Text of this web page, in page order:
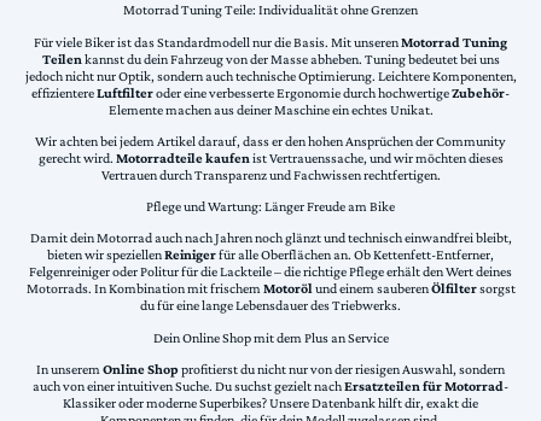
Motorrad Tuning Teile: Individualität ohne Grenzen
Für viele Biker ist das Standardmodell nur die Basis. Mit unserenMotorrad Tuning
Teilen kannst du dein Fahrzeug von der Masse abheben. Tuning bedeutet bei uns
jedoch nicht nur Optik, sondern auch technische Optimierung. Leichtere Komponenten,
effizientereLuftfilteroder eine verbesserte Ergonomie durch hochwertigeZubehör-
Elemente machen aus deiner Maschine ein echtes Unikat.
Wir achten bei jedem Artikel darauf, dass er den hohen Ansprüchen der Community
gerecht wird. Motorradteile kaufen ist Vertrauenssache, und wir möchten dieses
Vertrauen durch Transparenz und Fachwissen rechtfertigen.
Pflege und Wartung: Länger Freude am Bike
Damit dein Motorrad auch nach Jahren noch glänzt und technisch einwandfrei bleibt,
bieten wir speziellenReinigerfür alle Oberflächen an. Ob Kettenfett-Entferner,
Felgenreiniger oder Politur für die Lackteile – die richtige Pflege erhält den Wert deines
Motorrads. In Kombination mit frischemMotorölund einem sauberenÖlfiltersorgst
du für eine lange Lebensdauer des Triebwerks.
Dein Online Shop mit dem Plus an Service
In unserem Online Shopprofitierst du nicht nur von der riesigen Auswahl, sondern
auch von einer intuitiven Suche. Du suchst gezielt nachErsatzteilen für Motorrad-
Klassiker oder moderne Superbikes? Unsere Datenbank hilft dir, exakt die